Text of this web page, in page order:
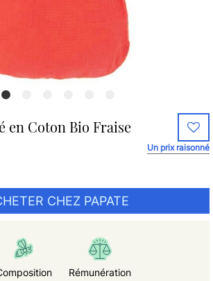
en Coton Bio Fraise
Un prix raisonné
CHEZ PAPATE
Rémunération